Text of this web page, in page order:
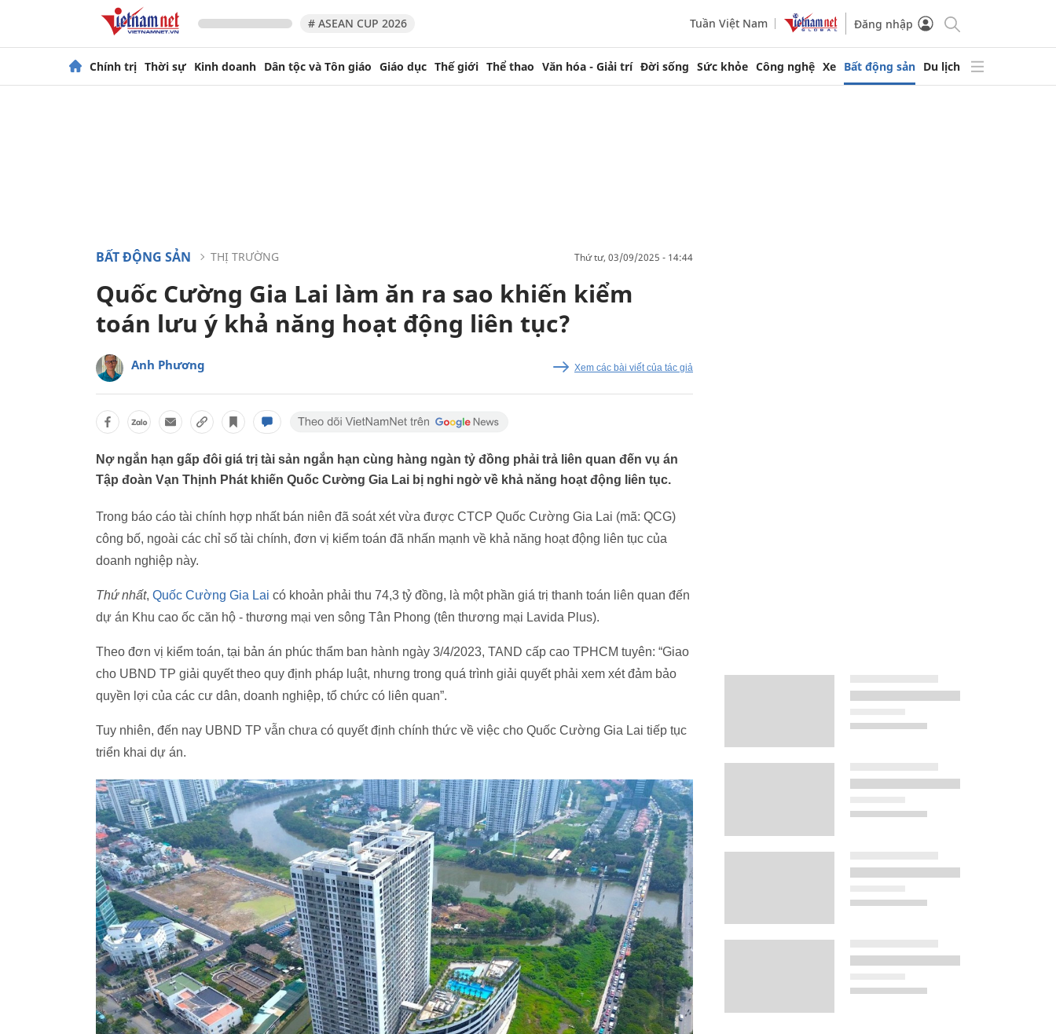
# ASEAN CUP 2026 Tuần Việt Nam Đăng nhập
Chính trị Thời sự Kinh doanh Dân tộc và Tôn giáo Giáo dục Thế giới Thể thao Văn hóa - Giải trí Đời sống Sức khỏe Công nghệ Xe Bất động sản Du lịch
BẤT ĐỘNG SẢN THỊ TRƯỜNG thứ tư, 03/09/2025 - 14:44
Quốc Cường Gia Lai làm ăn ra sao khiến kiểm
toán lưu ý khả năng hoạt động liên tục?
Anh Phương Xem các bài viết của tác giả
Nợ ngắn hạn gấp đôi giá trị tài sản ngắn hạn cùng hàng ngàn tỷ đồng phải trả liên quan đến vụ án
Tập đoàn Vạn Thịnh Phát khiến Quốc Cường Gia Lai bị nghi ngờ về khả năng hoạt động liên tục.
Trong báo cáo tài chính hợp nhất bán niên đã soát xét vừa được CTCP Quốc Cường Gia Lai (mã: QCG)
công bố, ngoài các chỉ số tài chính, đơn vị kiểm toán đã nhấn mạnh về khả năng hoạt động liên tục của
doanh nghiệp này.
Thứ nhất, Quốc Cường Gia Lai có khoản phải thu 74,3 tỷ đồng, là một phần giá trị thanh toán liên quan đến
dự án Khu cao ốc căn hộ - thương mại ven sông Tân Phong (tên thương mại Lavida Plus).
Theo đơn vị kiểm toán, tại bản án phúc thẩm ban hành ngày 3/4/2023, TAND cấp cao TPHCM tuyên: “Giao
cho UBND TP giải quyết theo quy định pháp luật, nhưng trong quá trình giải quyết phải xem xét đảm bảo
quyền lợi của các cư dân, doanh nghiệp, tổ chức có liên quan”.
Tuy nhiên, đến nay UBND TP vẫn chưa có quyết định chính thức về việc cho Quốc Cường Gia Lai tiếp tục
triển khai dự án.